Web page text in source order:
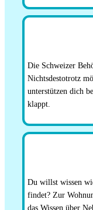
Die Schweizer
Nichtsdestotrotz
unterstützen dich
klappt.
Du willst wissen
findet? Zur
das Wissen über